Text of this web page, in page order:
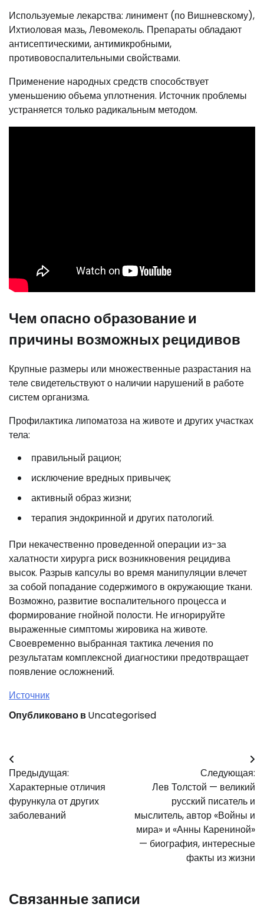
Используемые лекарства: линимент (по Вишневскому),
Ихтиоловая мазь, Левомеколь. Препараты обладают
антисептическими, антимикробными,
противовоспалительными свойствами.
Применение народных средств способствует
уменьшению объема уплотнения. Источник проблемы
устраняется только радикальным методом.
Чем опасно образование и
причины возможных рецидивов
Крупные размеры или множественные разрастания на
теле свидетельствуют о наличии нарушений в работе
систем организма.
Профилактика липоматоза на животе и других участках
тела:
правильный рацион;
исключение вредных привычек;
активный образ жизни;
терапия эндокринной и других патологий.
При некачественно проведенной операции из-за
халатности хирурга риск возникновения рецидива
высок. Разрыв капсулы во время манипуляции влечет
за собой попадание содержимого в окружающие ткани.
Возможно, развитие воспалительного процесса и
формирование гнойной полости. Не игнорируйте
выраженные симптомы жировика на животе.
Своевременно выбранная тактика лечения по
результатам комплексной диагностики предотвращает
появление осложнений.
Источник
Опубликовано вUncategorised
Навигация
по
записям
Предыдущая:
Характерные отличия
фурункула от других
заболеваний
Следующая:
Лев Толстой — великий
русский писатель и
мыслитель, автор «Войны и
мира» и «Анны Карениной»
— биография, интересные
факты из жизни
Связанные записи